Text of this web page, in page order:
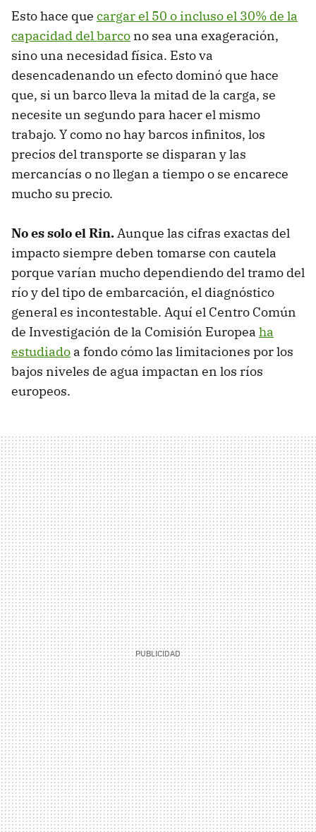
Esto hace que cargar el 50 o incluso el 30% de la
capacidad del barco no sea una exageración,
sino una necesidad física. Esto va
desencadenando un efecto dominó que hace
que, si un barco lleva la mitad de la carga, se
necesite un segundo para hacer el mismo
trabajo. Y como no hay barcos infinitos, los
precios del transporte se disparan y las
mercancías o no llegan a tiempo o se encarece
mucho su precio.
No es solo el Rin.Aunque las cifras exactas del
impacto siempre deben tomarse con cautela
porque varían mucho dependiendo del tramo del
río y del tipo de embarcación, el diagnóstico
general es incontestable. Aquí el Centro Común
de Investigación de la Comisión Europea ha
estudiado a fondo cómo las limitaciones por los
bajos niveles de agua impactan en los ríos
europeos.